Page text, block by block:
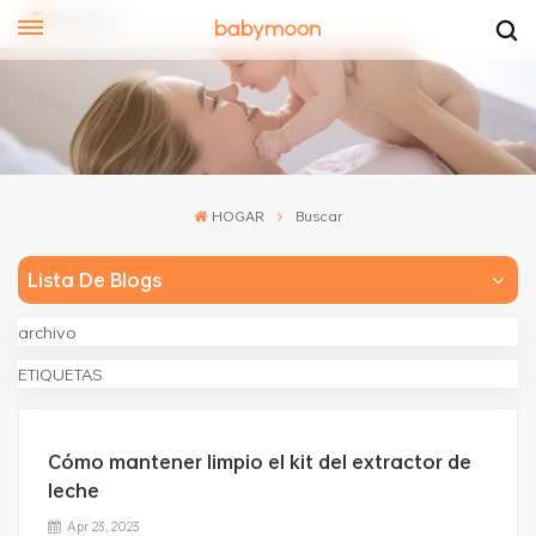
HOGAR Buscar
Lista De Blogs
archivo
ETIQUETAS
Cómo mantener limpio el kit del extractor de
leche
Apr 23, 2023